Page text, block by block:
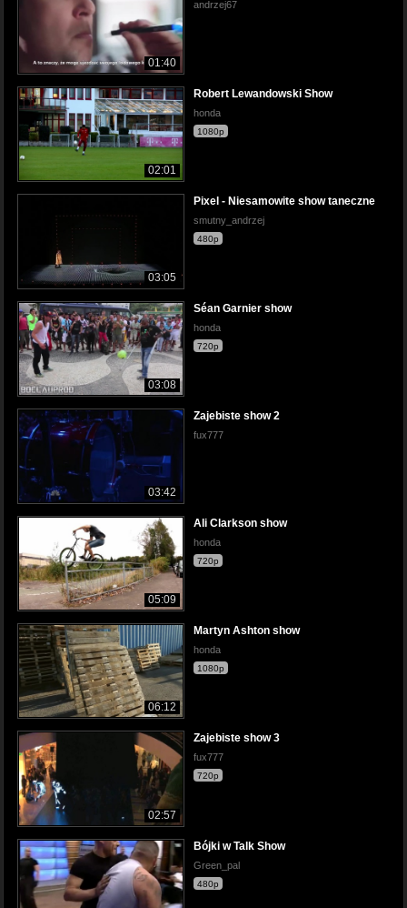
01:40
andrzej67
02:01
Robert Lewandowski Show
honda
1080p
03:05
Pixel - Niesamowite show taneczne
smutny_andrzej
480p
03:08
Séan Garnier show
honda
720p
03:42
Zajebiste show 2
fux777
05:09
Ali Clarkson show
honda
720p
06:12
Martyn Ashton show
honda
1080p
02:57
Zajebiste show 3
fux777
720p
Bójki w Talk Show
Green_pal
480p